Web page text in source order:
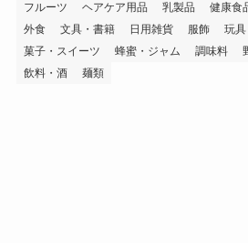
フルーツ
ヘアケア用品 乳製品 健康食
外食
文具・書籍 日用雑貨 服飾 玩具
菓子・スイーツ
蜂蜜・ジャム 調味料
飲料・酒
麺類